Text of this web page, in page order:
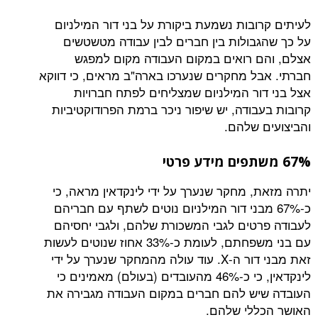
לעיתים קרובות נשמעת ביקורת על בני דור המילניום
על כך שהגבולות בין חברים לבין עבודה מטשטשים
אצלם, והם רואים במקום העבודה מקום למפגש
חברתי. אבל מחקרים שנערכו בארה"ב מראים, כי דווקא
אצל בני דור המילניום שמצליחים לפתח חברויות
קרובות בעבודה, יש שיפור ניכר ברמת הפרודוקטיביות
והביצועים שלהם.
67% משתפים מידע פרטי
יתרה מזאת, מחקר שנערך על ידי לינקדאין מראה, כי
כ-67% מבני דור המילניום נוטים לשתף עם חבריהם
לעבודה פרטים לגבי המשכורת שלהם, ולגבי יחסיהם
עם בני משפחתם, לעומת כ-33% אחוז שנוטים לעשות
זאת מבני דור ה-X. עוד עולה מהמחקר שנערך על ידי
לינקדאין, כי כ-46% מהעובדים (בעולם) מאמינים כי
העובדה שיש להם חברים במקום העבודה מגבירה את
האושר הכללי שלהם.